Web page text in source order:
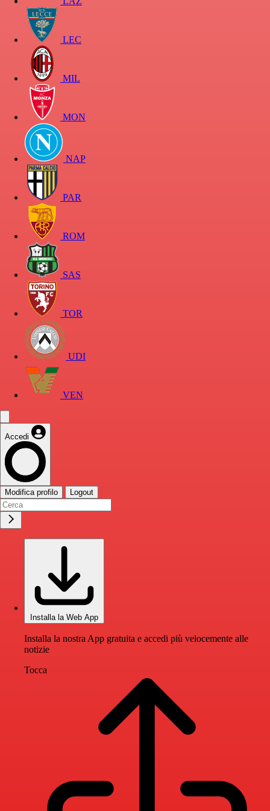
LEC
MIL
MON
NAP
PAR
ROM
SAS
TOR
UDI
VEN
Accedi
Modifica profilo Logout
Installa la Web App
Installa la nostra App gratuita e accedi più velocemente alle
notizie
Tocca